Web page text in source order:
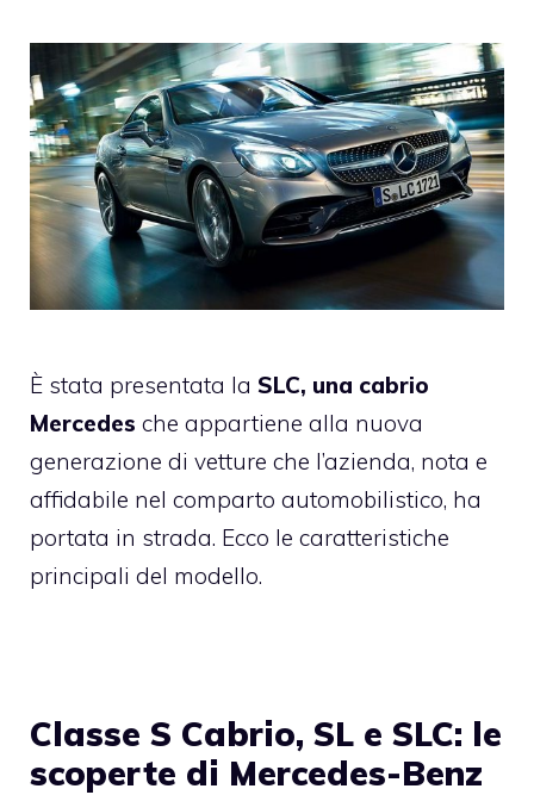
È stata presentata la SLC, una cabrio
Mercedes che appartiene alla nuova
generazione di vetture che l’azienda, nota e
affidabile nel comparto automobilistico, ha
portata in strada. Ecco le caratteristiche
principali del modello.
Classe S Cabrio, SL e SLC: le
scoperte di Mercedes-Benz